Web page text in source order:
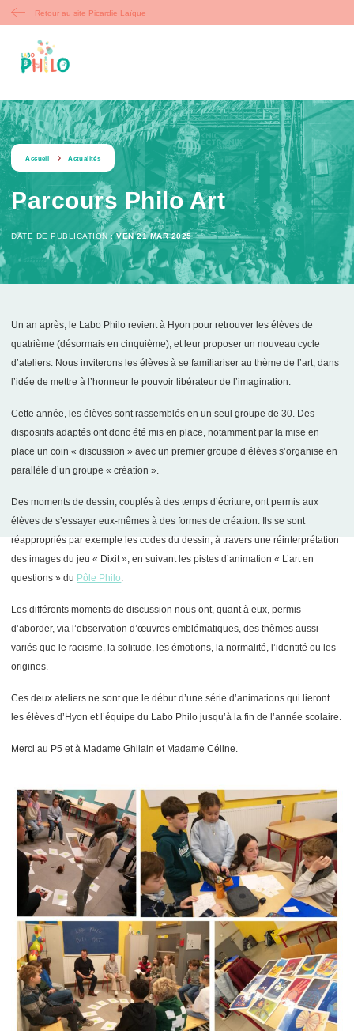
Retour au site Picardie Laïque
string(9) « actualite »
Accueil Actualités
Parcours Philo Art
DATE DE PUBLICATION :VEN 21 MAR 2025
Un an après, le Labo Philo revient à Hyon pour retrouver les élèves de
quatrième (désormais en cinquième), et leur proposer un nouveau cycle
d’ateliers. Nous inviterons les élèves à se familiariser au thème de l’art, dans
l’idée de mettre à l’honneur le pouvoir libérateur de l’imagination.
Cette année, les élèves sont rassemblés en un seul groupe de 30. Des
dispositifs adaptés ont donc été mis en place, notamment par la mise en
place un coin « discussion » avec un premier groupe d’élèves s’organise en
parallèle d’un groupe « création ».
Des moments de dessin, couplés à des temps d’écriture, ont permis aux
élèves de s’essayer eux-mêmes à des formes de création. Ils se sont
réappropriés par exemple les codes du dessin, à travers une réinterprétation
des images du jeu « Dixit », en suivant les pistes d’animation « L’art en
questions » du Pôle Philo.
Les différents moments de discussion nous ont, quant à eux, permis
d’aborder, via l’observation d’œuvres emblématiques, des thèmes aussi
variés que le racisme, la solitude, les émotions, la normalité, l’identité ou les
origines.
Ces deux ateliers ne sont que le début d’une série d’animations qui lieront
les élèves d’Hyon et l’équipe du Labo Philo jusqu’à la fin de l’année scolaire.
Merci au P5 et à Madame Ghilain et Madame Céline.